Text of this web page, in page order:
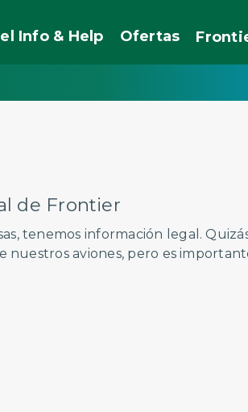
Info & Help Ofertas
de Frontier
tenemos información legal.
nuestros aviones, pero es